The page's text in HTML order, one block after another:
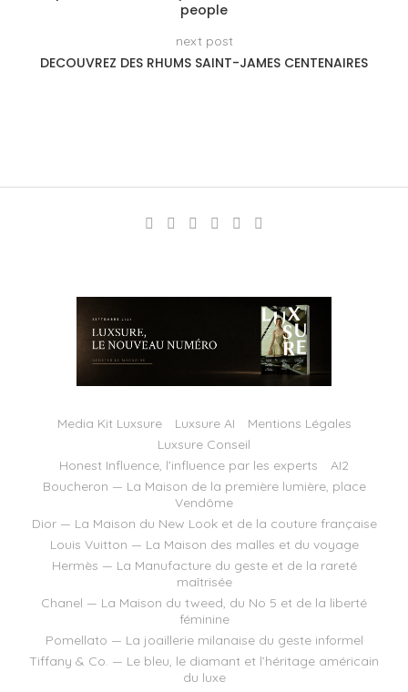
people
next post
DECOUVREZ DES RHUMS SAINT-JAMES CENTENAIRES
Media Kit Luxsure Luxsure AI
Mentions Légales
Luxsure Conseil
Honest Influence, l’influence par les experts
AI2
Boucheron — La Maison de la première lumière, place
Vendôme
Dior — La Maison du New Look et de la couture française
Louis Vuitton — La Maison des malles et du voyage
Hermès — La Manufacture du geste et de la rareté
maîtrisée
Chanel — La Maison du tweed, du No 5 et de la liberté
féminine
Pomellato — La joaillerie milanaise du geste informel
Tiffany & Co. — Le bleu, le diamant et l’héritage américain
du luxe